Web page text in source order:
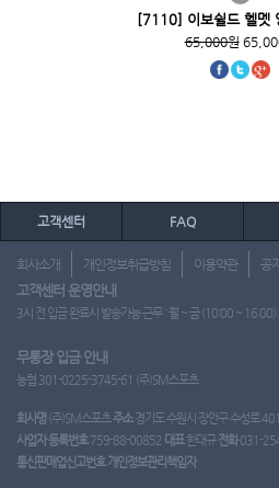
[7110] 이보쉴드 헬멧
65,000원
고객센터 FAQ
회사소개 개인정보취급방침 이용약관 공
고객센터 운영안내
3시 전 입금 완료시 발송가능 근무 : 월 ~ 금 (10:00 ~ 16:00)
무통장 입금 안내
농협 301-0225-3745-61 (주)SM스포츠
회사명 (주)SM스포츠주소경기도 수원시 장안구 수성로 401
사업자 등록번호759-88-00852 대표한대규 전화031-
통신판매업신고번호 개인정보관리책임자